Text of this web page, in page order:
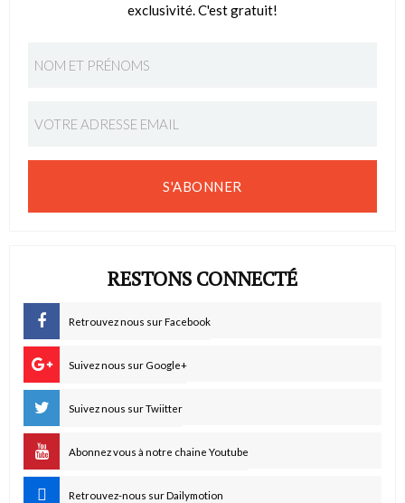
exclusivité. C'est gratuit!
S'ABONNER
RESTONS CONNECTÉ
Retrouvez nous sur Facebook
Suivez nous sur Google+
Suivez nous sur Twiitter
Abonnez vous à notre chaine Youtube
Retrouvez-nous sur Dailymotion